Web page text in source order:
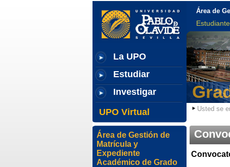
La UPO
Estudiar
Investigar
UPO Virtual
Área de
Usted se
Área de Gestión de
Matrícula y
Expediente
Académico de Grado